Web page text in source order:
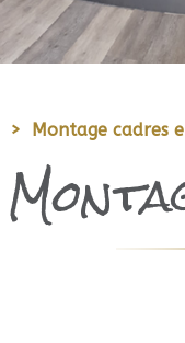
Montage cadres